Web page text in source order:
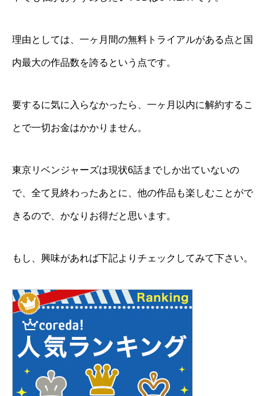
理由としては、一ヶ月間の無料トライアルがある点と国
内最大の作品数を誇るという点です。
要するに気に入らなかったら、一ヶ月以内に解約するこ
とで一切お金はかかりません。
東京リベンジャーズは現状6話までしか出ていないの
で、全て見終わったあとに、他の作品も楽しむことがで
きるので、かなりお得だと思います。
もし、興味があれば下記よりチェックしてみて下さい。